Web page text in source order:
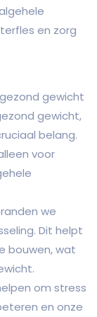
en zorg
gewicht
gewicht,
belang.
voor
we
Dit helpt
bouwen, wat
om stress
en onze